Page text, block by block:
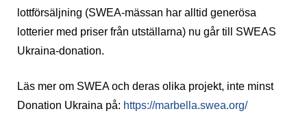
lottförsäljning (SWEA-mässan har alltid generösa
lotterier med priser från utställarna) nu går till SWEAS
Ukraina-donation.
Läs mer om SWEA och deras olika projekt, inte minst
Donation Ukraina på: https://marbella.swea.org/